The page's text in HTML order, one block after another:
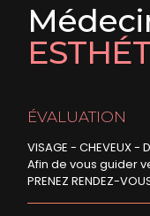
ÉVALUATION
VISAGE - CHEVEUX -
Afin de vous guider
PRENEZ RENDEZ-